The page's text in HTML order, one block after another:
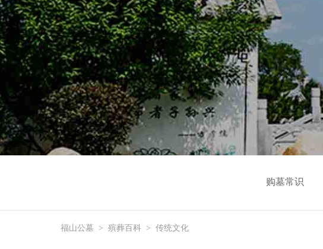
购墓常识
福山公墓 > 殡葬百科 > 传统文化